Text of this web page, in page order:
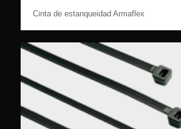
Cinta de estanqueidad Armaflex